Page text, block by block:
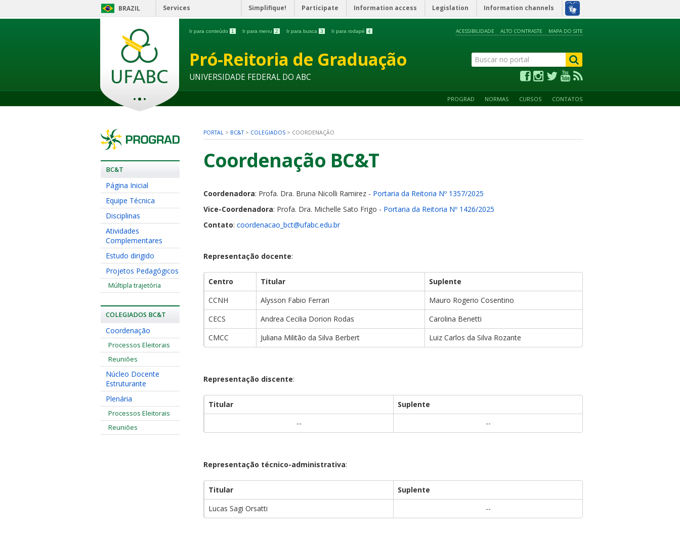
BRAZIL Services Simplifique! Participate Information access Legislation Information channels
Ir para conteúdo 1 Ir para menu 2 Ir para busca 3 Ir para rodapé 4 ACESSIBILIDADE ALTO CONTRASTE MAPA DO SITE
Pró-Reitoria de Graduação
UNIVERSIDADE FEDERAL DO ABC
PROGRAD NORMAS CURSOS CONTATOS
BC&T
Página Inicial
Equipe Técnica
Disciplinas
Atividades
Complementares
Estudo dirigido
Projetos Pedagógicos
Múltipla trajetória
COLEGIADOS BC&T
Coordenação
Processos Eleitorais
Reuniões
Núcleo Docente
Estruturante
Plenária
Processos Eleitorais
Reuniões
PORTAL > BC&T > COLEGIADOS > COORDENAÇÃO
Coordenação BC&T
Coordenadora: Profa. Dra. Bruna Nicolli Ramirez - Portaria da Reitoria Nº 1357/2025
Vice-Coordenadora: Profa. Dra. Michelle Sato Frigo - Portaria da Reitoria Nº 1426/2025
Contato: coordenacao_bct@ufabc.edu.br
Representação docente:
Centro Titular
Suplente
CCNH
Alysson Fabio Ferrari
Mauro Rogerio Cosentino
CECS
Andrea Cecilia Dorion Rodas
Carolina Benetti
CMCC
Juliana Militão da Silva Berbert Luiz Carlos da Silva Rozante
Representação discente:
Titular
Suplente
--
--
Representação técnico-administrativa:
Titular
Suplente
Lucas Sagi Orsatti
--